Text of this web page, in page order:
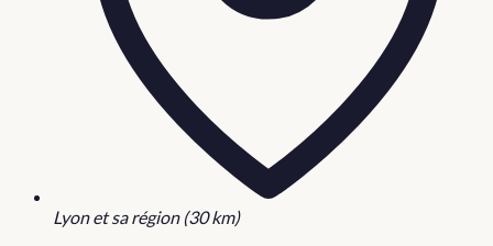
Lyon et sa région (30 km)